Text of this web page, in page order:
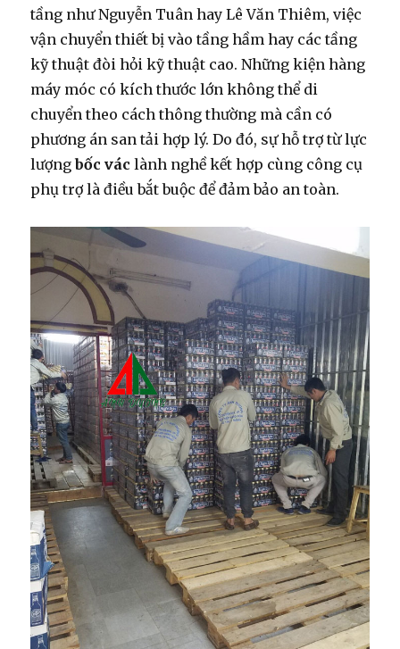
tầng như Nguyễn Tuân hay Lê Văn Thiêm, việc
vận chuyển thiết bị vào tầng hầm hay các tầng
kỹ thuật đòi hỏi kỹ thuật cao. Những kiện hàng
máy móc có kích thước lớn không thể di
chuyển theo cách thông thường mà cần có
phương án san tải hợp lý. Do đó, sự hỗ trợ từ lực
lượngbốc vác lành nghề kết hợp cùng công cụ
phụ trợ là điều bắt buộc để đảm bảo an toàn.